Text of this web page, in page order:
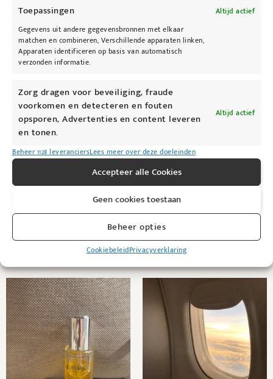
Toepassingen
Altijd actief
Gegevens uit andere gegevensbronnen met elkaar
matchen en combineren, Verschillende apparaten linken,
Apparaten identificeren op basis van automatisch
verzonden informatie.
Zorg dragen voor beveiliging, fraude
voorkomen en detecteren en fouten
opsporen, Advertenties en content leveren
en tonen.
Altijd actief
Beheer 1128 leveranciersLees meer over deze doeleinden
Accepteer alle Cookies
Geen cookies toestaan
Beheer opties
CookiebeleidPrivacyverklaring
– Zorgt voor een betere opname van
producten
Probeer dit twee-in-een reinigingsmiddel en
een exfoliator die je teint gezond houdt.
Waarschuwing
Vermijd dat het product in de ogen terecht
komt. Als het product in de ogen terecht komt,
direct uitspoelen met water. Op
kamertemperatuur bewaren bij 15°C-25°C.
Weghouden van direct zonlicht.
@kybeau